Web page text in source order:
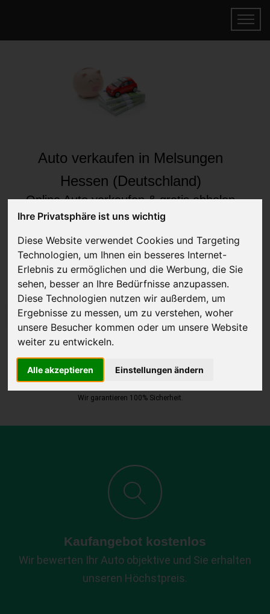
Ihre Privatsphäre ist uns wichtig
Diese Website verwendet Cookies und Targeting
Technologien, um Ihnen ein besseres Internet-
Erlebnis zu ermöglichen und die Werbung, die Sie
sehen, besser an Ihre Bedürfnisse anzupassen.
Diese Technologien nutzen wir außerdem, um
Ergebnisse zu messen, um zu verstehen, woher
unsere Besucher kommen oder um unsere Website
weiter zu entwickeln.
Alle akzeptieren Einstellungen ändern
Auto verkaufen in Melsungen
Hessen (Deutschland)
Online Auto verkaufen & gratis abholen
lassen
JETZT KOSTENLOSE BEWERTUNG
Kostenloses Angebotfür den Ankauf Ihres Autos inklusive der
Wir garantieren 100% Sicherheit.
Kaufangebot kostenlos
Wir bewerten Ihr Auto objektive und Sie erhalten
unseren Höchstpreis.